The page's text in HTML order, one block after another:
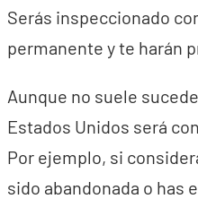
Serás inspeccionado
permanente y te harán
Aunque no suele
Estados Unidos será
Por ejemplo, si
sido abandonada o has